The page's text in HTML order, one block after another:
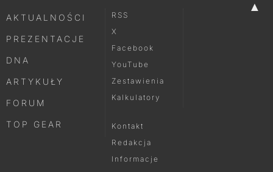
▲
AKTUALNOŚCI
PREZENTACJE
DNA
ARTYKUŁY
FORUM
TOP GEAR
RSS
X
Facebook
YouTube
Zestawienia
Kalkulatory
Kontakt
Redakcja
Informacje